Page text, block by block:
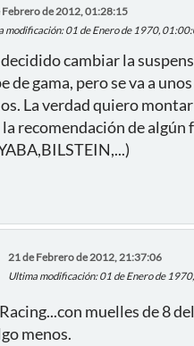
Febrero de 2012, 01:28:15
modificación: 01 de Enero de 1970,
cambiar la
de gama, pero se va a
La verdad quiero
recomendación de algún
21 de Febrero de 2012, 21:37:06
Ultima modificación: 01 de Enero de
muelles de 8
menos.